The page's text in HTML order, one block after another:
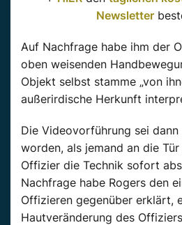
Newsletter
Auf Nachfrage habe ihm der
oben weisenden
Objekt selbst stamme „von
außerirdische Herkunft
Die Videovorführung sei
worden, als jemand an die
Offizier die Technik sofort
Nachfrage habe Rogers den
Offizieren gegenüber erklärt,
Hautveränderung des